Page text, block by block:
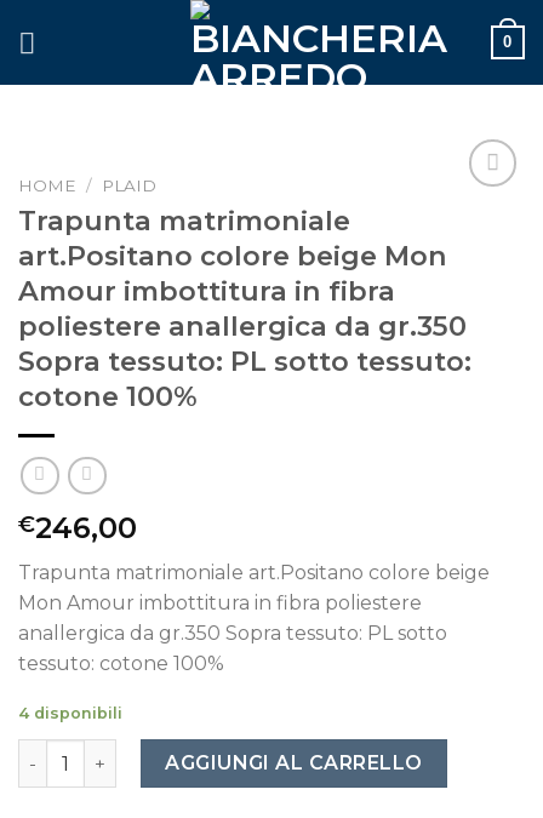
0
HOME / PLAID
Trapunta matrimoniale
art.Positano colore beige Mon
Amour imbottitura in fibra
poliestere anallergica da gr.350
Sopra tessuto: PL sotto tessuto:
cotone 100%
€246,00
Trapunta matrimoniale art.Positano colore beige
Mon Amour imbottitura in fibra poliestere
anallergica da gr.350 Sopra tessuto: PL sotto
tessuto: cotone 100%
4 disponibili
Trapunta matrimoniale art.Positano colore beige Mon
AGGIUNGI AL CARRELLO